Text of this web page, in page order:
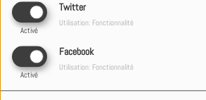
Twitter
Activé
Utilisation: Fonctionnalité
Facebook
Activé
Utilisation: Fonctionnalité
8831 VUES